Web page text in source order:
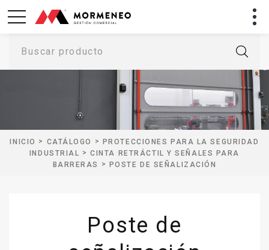
Buscar producto
INICIO > CATÁLOGO > PROTECCIONES PARA LA SEGURIDAD
INDUSTRIAL >CINTA RETRÁCTIL Y SEÑALES PARA
BARRERAS
> POSTE DE SEÑALIZACIÓN
Poste de